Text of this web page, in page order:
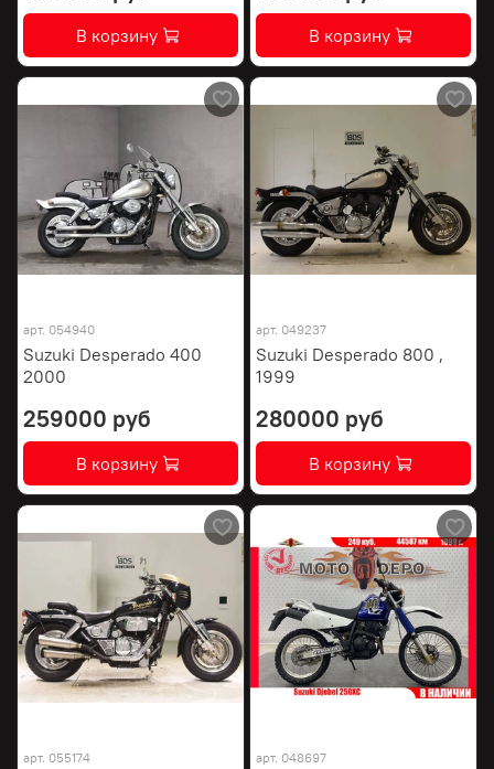
В корзину В корзину
арт. 054940
Suzuki Desperado 400
2000
259000 руб
В корзину
арт. 049237
Suzuki Desperado 800 ,
1999
280000 руб
В корзину
арт. 055174 арт. 048697